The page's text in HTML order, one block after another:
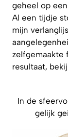
geheel op
Al een tijdje
mijn
zelfgemaakte
resultaat,
In de
gelijk